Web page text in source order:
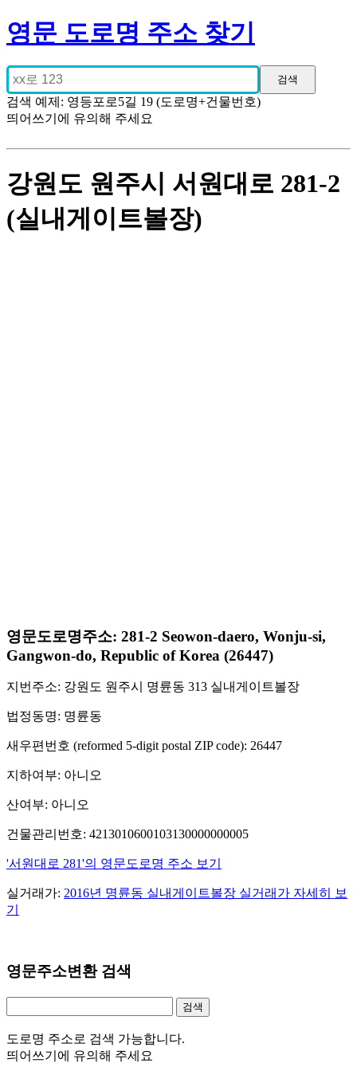
영문 도로명 주소 찾기
검색 예제: 영등포로5길 19 (도로명+건물번호)
띄어쓰기에 유의해 주세요
강원도 원주시 서원대로 281-2
(실내게이트볼장)
영문도로명주소: 281-2 Seowon-daero, Wonju-si,
Gangwon-do, Republic of Korea (26447)
지번주소: 강원도 원주시 명륜동 313 실내게이트볼장
법정동명: 명륜동
새우편번호 (reformed 5-digit postal ZIP code): 26447
지하여부: 아니오
산여부: 아니오
건물관리번호: 4213010600103130000000005
'서원대로 281'의 영문도로명 주소 보기
실거래가: 2016년 명륜동 실내게이트볼장 실거래가 자세히 보
기
영문주소변환 검색
도로명 주소로 검색 가능합니다.
띄어쓰기에 유의해 주세요